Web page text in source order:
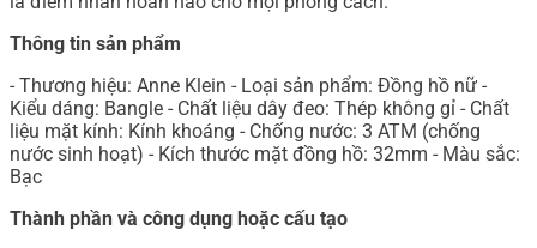
Thông tin sản phẩm
- Thương hiệu: Anne Klein - Loại sản phẩm: Đồng hồ nữ -
Kiểu dáng: Bangle - Chất liệu dây đeo: Thép không gỉ - Chất
liệu mặt kính: Kính khoáng - Chống nước: 3 ATM (chống
nước sinh hoạt) - Kích thước mặt đồng hồ: 32mm - Màu sắc:
Bạc
Thành phần và công dụng hoặc cấu tạo